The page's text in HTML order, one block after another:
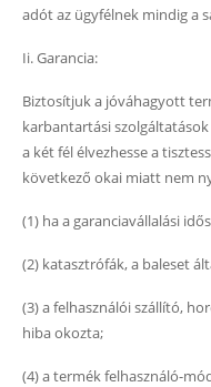
adót az ügyfélnek mindig a
Ii. Garancia:
Biztosítjuk a jóváhagyott
karbantartási
a két fél élvezhesse a
következő okai miatt nem
(1) ha a garanciavállalási
(2) katasztrófák, a baleset
(3) a felhasználói szállító,
hiba okozta;
(4) a termék felhasználó-